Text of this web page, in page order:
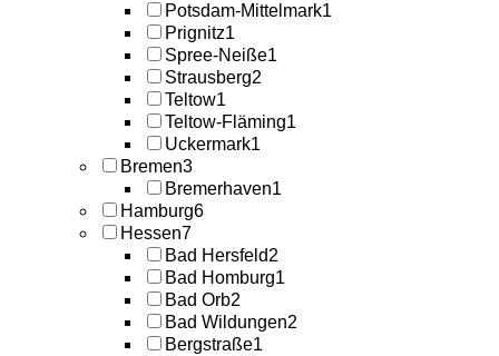
Potsdam-Mittelmark1
Prignitz1
Spree-Neiße1
Strausberg2
Teltow1
Teltow-Fläming1
Uckermark1
Bremen3
Bremerhaven1
Hamburg6
Hessen7
Bad Hersfeld2
Bad Homburg1
Bad Orb2
Bad Wildungen2
Bergstraße1